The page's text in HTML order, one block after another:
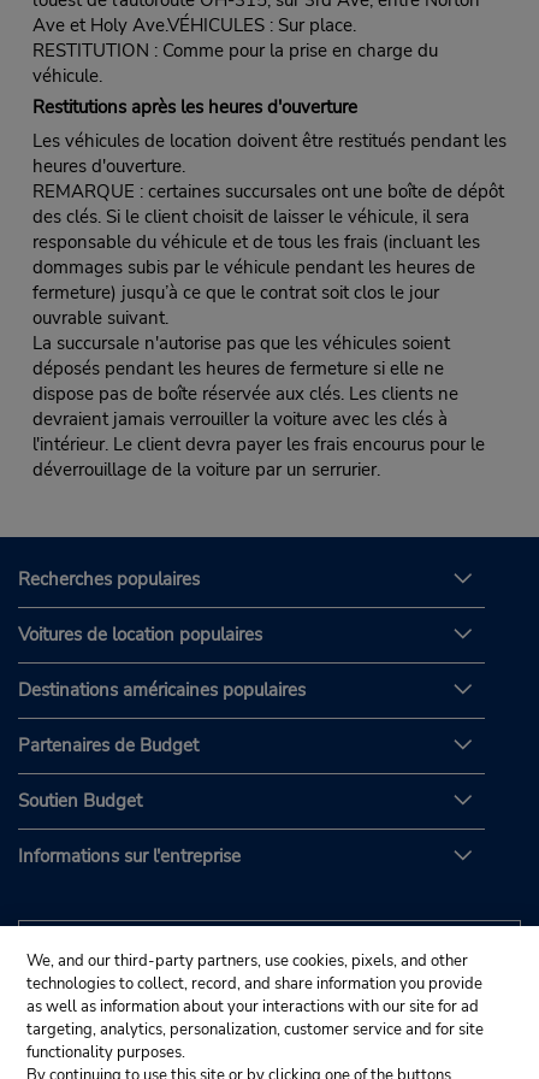
Ave et Holy Ave.VÉHICULES : Sur place.
RESTITUTION : Comme pour la prise en charge du
véhicule.
Restitutions après les heures d'ouverture
Les véhicules de location doivent être restitués pendant les
heures d'ouverture.
REMARQUE : certaines succursales ont une boîte de dépôt
des clés. Si le client choisit de laisser le véhicule, il sera
responsable du véhicule et de tous les frais (incluant les
dommages subis par le véhicule pendant les heures de
fermeture) jusqu’à ce que le contrat soit clos le jour
ouvrable suivant.
La succursale n'autorise pas que les véhicules soient
déposés pendant les heures de fermeture si elle ne
dispose pas de boîte réservée aux clés. Les clients ne
devraient jamais verrouiller la voiture avec les clés à
l'intérieur. Le client devra payer les frais encourus pour le
déverrouillage de la voiture par un serrurier.
Recherches populaires
Voitures de location populaires
Destinations américaines populaires
Partenaires de Budget
Soutien Budget
Informations sur l'entreprise
We, and our third-party partners, use cookies, pixels, and other
technologies to collect, record, and share information you provide
as well as information about your interactions with our site for ad
targeting, analytics, personalization, customer service and for site
functionality purposes.